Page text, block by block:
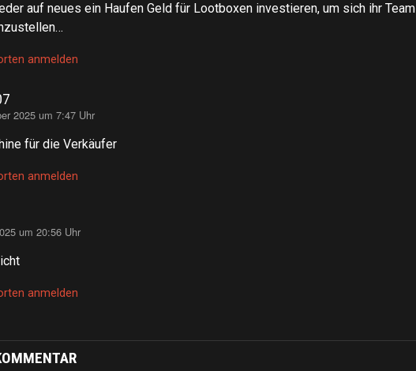
auf neues ein Haufen Geld für Lootboxen investieren, um sich ihr Team
anmelden
2025 um 7:47 Uhr
für die Verkäufer
anmelden
um 20:56 Uhr
anmelden